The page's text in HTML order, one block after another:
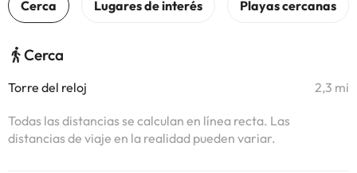
Cerca
Torre del reloj 2,3 mi
Todas las distancias se calculan en línea recta. Las
distancias de viaje en la realidad pueden variar.